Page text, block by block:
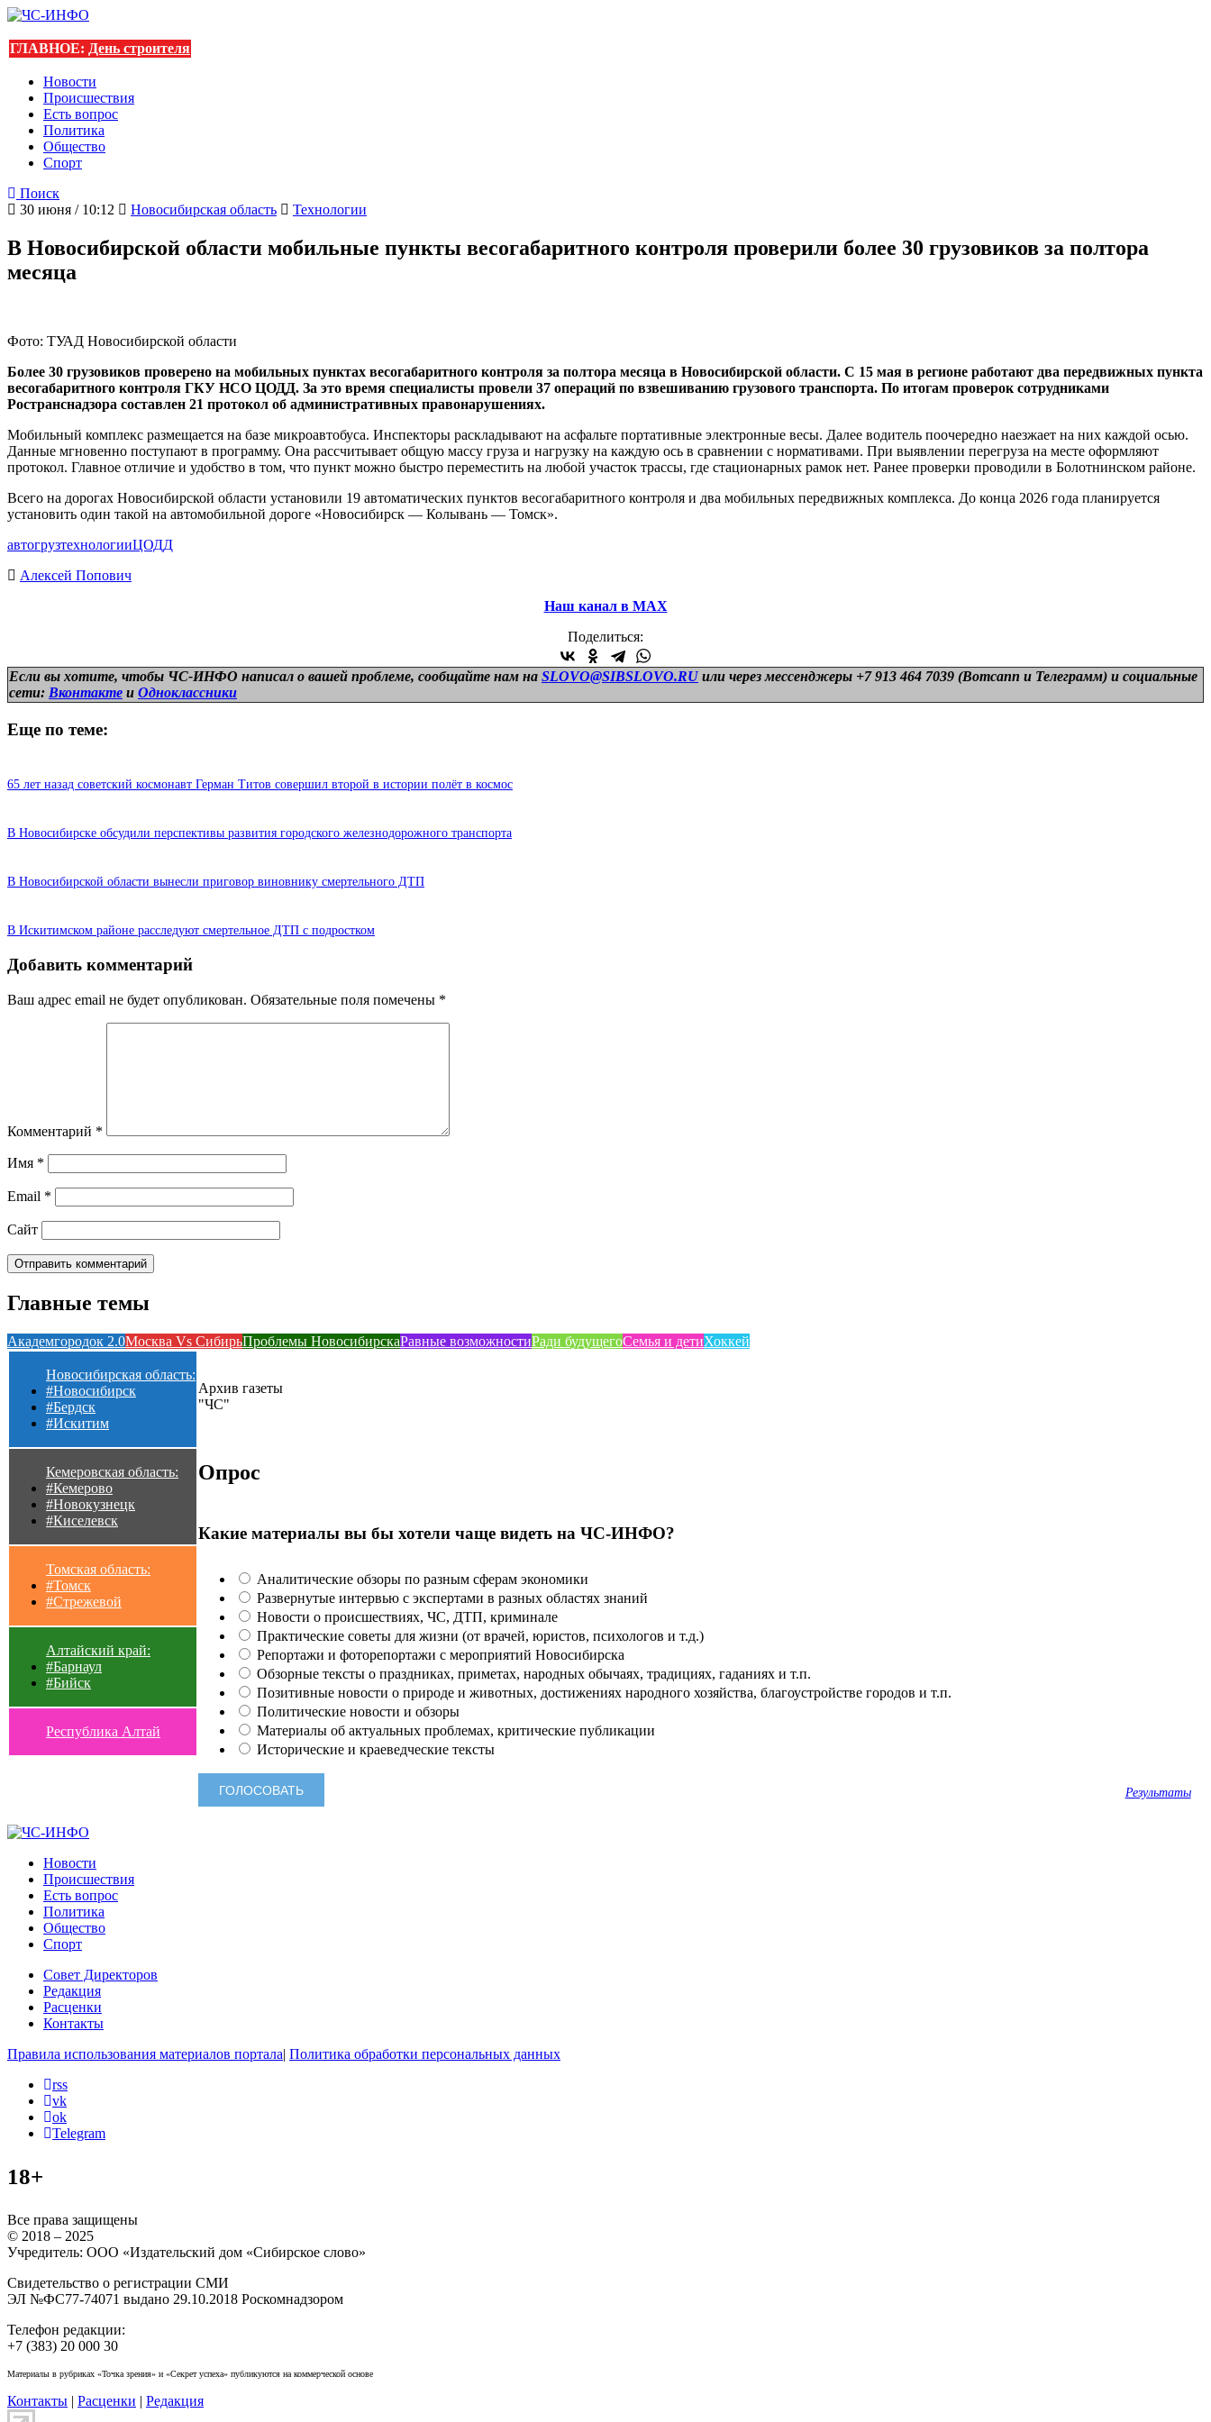
ГЛАВНОЕ: День строителя
Новости
Происшествия
Есть вопрос
Политика
Общество
Спорт
Поиск
30 июня / 10:12
Новосибирская область Технологии
В Новосибирской области мобильные пункты весогабаритного контроля проверили более 30 грузовиков за полтора
месяца
Фото: ТУАД Новосибирской области
Более 30 грузовиков проверено на мобильных пунктах весогабаритного контроля за полтора месяца в Новосибирской области. С 15 мая в регионе работают два передвижных пункта
весогабаритного контроля ГКУ НСО ЦОДД. За это время специалисты провели 37 операций по взвешиванию грузового транспорта. По итогам проверок сотрудниками
Ространснадзора составлен 21 протокол об административных правонарушениях.
Мобильный комплекс размещается на базе микроавтобуса. Инспекторы раскладывают на асфальте портативные электронные весы. Далее водитель поочередно наезжает на них каждой осью.
Данные мгновенно поступают в программу. Она рассчитывает общую массу груза и нагрузку на каждую ось в сравнении с нормативами. При выявлении перегруза на месте оформляют
протокол. Главное отличие и удобство в том, что пункт можно быстро переместить на любой участок трассы, где стационарных рамок нет. Ранее проверки проводили в Болотнинском районе.
Всего на дорогах Новосибирской области установили 19 автоматических пунктов весогабаритного контроля и два мобильных передвижных комплекса. До конца 2026 года планируется
установить один такой на автомобильной дороге «Новосибирск — Колывань — Томск».
автогрузтехнологииЦОДД
Алексей Попович
Наш канал в МАХ
Поделиться:
Если вы хотите, чтобы ЧС-ИНФО написал о вашей проблеме, сообщайте нам на SLOVO@SIBSLOVO.RU или через мессенджеры +7 913 464 7039 (Вотсапп и Телеграмм) и социальные
сети: Вконтакте и Одноклассники
Еще по теме:
65 лет назад советский космонавт Герман Титов совершил второй в истории полёт в космос
В Новосибирске обсудили перспективы развития городского железнодорожного транспорта
В Новосибирской области вынесли приговор виновнику смертельного ДТП
В Искитимском районе расследуют смертельное ДТП с подростком
Добавить комментарий
Ваш адрес email не будет опубликован. Обязательные поля помечены *
Комментарий *
Имя *
Email *
Сайт
Главные темы
Академгородок 2.0Москва Vs СибирьПроблемы НовосибирскаРавные возможностиРади будущегоСемья и детиХоккей
Новосибирская область:
#Новосибирск
#Бердск
#Искитим
Кемеровская область:
#Кемерово
#Новокузнецк
#Киселевск
Томская область:
#Томск
#Стрежевой
Алтайский край:
#Барнаул
#Бийск
Республика Алтай
Архив газеты
"ЧС"
Опрос
Какие материалы вы бы хотели чаще видеть на ЧС-ИНФО?
Аналитические обзоры по разным сферам экономики
Развернутые интервью с экспертами в разных областях знаний
Новости о происшествиях, ЧС, ДТП, криминале
Практические советы для жизни (от врачей, юристов, психологов и т.д.)
Репортажи и фоторепортажи с мероприятий Новосибирска
Обзорные тексты о праздниках, приметах, народных обычаях, традициях, гаданиях и т.п.
Позитивные новости о природе и животных, достижениях народного хозяйства, благоустройстве городов и т.п.
Политические новости и обзоры
Материалы об актуальных проблемах, критические публикации
Исторические и краеведческие тексты
Результаты
Новости
Происшествия
Есть вопрос
Политика
Общество
Спорт
Совет Директоров
Редакция
Расценки
Контакты
Правила использования материалов портала| Политика обработки персональных данных
rss
vk
ok
Telegram
18+
Все права защищены
© 2018 – 2025
Учредитель: ООО «Издательский дом «Сибирское слово»
Свидетельство о регистрации СМИ
ЭЛ №ФС77-74071 выдано 29.10.2018 Роскомнадзором
Телефон редакции:
+7 (383) 20 000 30
Материалы в рубриках «Точка зрения» и «Секрет успеха» публикуются на коммерческой основе
Контакты | Расценки | Редакция